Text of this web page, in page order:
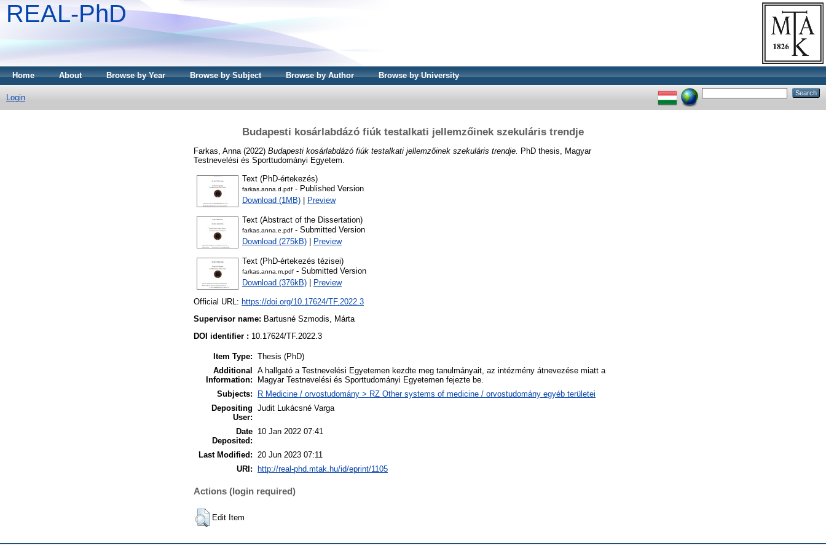
REAL-PhD
Home About Browse by Year Browse by Subject Browse by Author Browse by University
Login
Budapesti kosárlabdázó fiúk testalkati jellemzőinek szekuláris trendje
Farkas, Anna (2022) Budapesti kosárlabdázó fiúk testalkati jellemzőinek szekuláris trendje. PhD thesis, Magyar
Testnevelési és Sporttudományi Egyetem.
Text (PhD-értekezés)
farkas.anna.d.pdf - Published Version
Download (1MB)
Preview
Text (Abstract of the Dissertation)
farkas.anna.e.pdf - Submitted Version
Download (275kB)
Preview
Text (PhD-értekezés tézisei)
farkas.anna.m.pdf - Submitted Version
Download (376kB)
Preview
Official URL: https://doi.org/10.17624/TF.2022.3
Supervisor name: Bartusné Szmodis, Márta
DOI identifier : 10.17624/TF.2022.3
Item Type: Thesis (PhD)
Additional
Information:
A hallgató a Testnevelési Egyetemen kezdte meg tanulmányait, az intézmény átnevezése miatt a
Magyar Testnevelési és Sporttudományi Egyetemen fejezte be.
Subjects:
R Medicine / orvostudomány > RZ Other systems of medicine / orvostudomány egyéb területei
Depositing
User:
Judit Lukácsné Varga
Date
Deposited:
10 Jan 2022 07:41
Last Modified:
20 Jun 2023 07:11
URI:
http://real-phd.mtak.hu/id/eprint/1105
Actions (login required)
Edit Item